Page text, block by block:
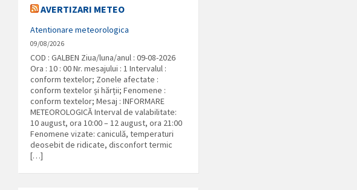
AVERTIZARI METEO
Atentionare meteorologica
09/08/2026
COD : GALBEN Ziua/luna/anul : 09-08-2026
Ora : 10 : 00 Nr. mesajului : 1 Intervalul :
conform textelor; Zonele afectate :
conform textelor și hărții; Fenomene :
conform textelor; Mesaj : INFORMARE
METEOROLOGICĂ Interval de valabilitate:
10 august, ora 10:00 – 12 august, ora 21:00
Fenomene vizate: caniculă, temperaturi
deosebit de ridicate, disconfort termic
[…]